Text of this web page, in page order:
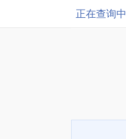
正在查询中